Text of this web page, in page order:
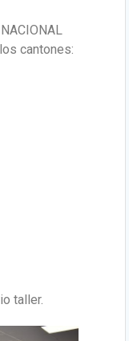
cantones:
taller.